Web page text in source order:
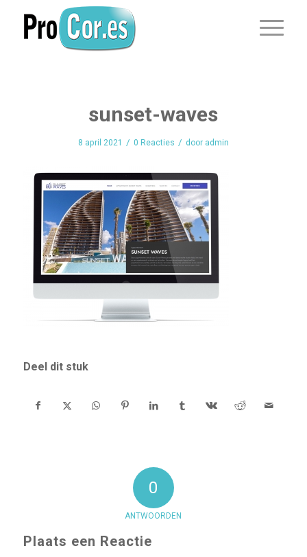
sunset-waves
8 april 2021 / 0 Reacties / door admin
Deel dit stuk
0
ANTWOORDEN
Plaats een Reactie